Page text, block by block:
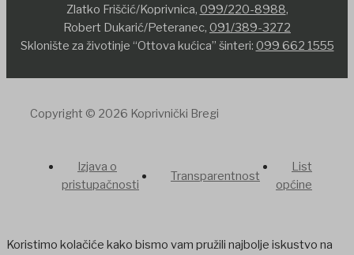
Zlatko Friščić/Koprivnica, 099/220-8988,
Robert Dukarić/Peteranec, 091/389-3272
Sklonište za životinje “Ottova kućica” šinteri: 099 662 1555
Copyright © 2026 Koprivnički Bregi
Izjava o
pristupačnosti
Transparentnost
List
općine
Koristimo kolačiće kako bismo vam pružili najbolje iskustvo na